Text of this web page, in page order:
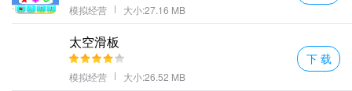
模拟经营 大小:27.16 MB
太空滑板
模拟经营 大小:26.52 MB
下 载